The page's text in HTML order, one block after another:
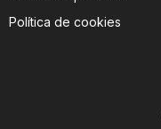
Política de cookies